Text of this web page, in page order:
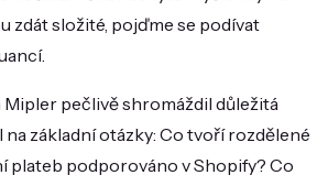
zdát složité, pojďme se podívat
pečlivě shromáždil důležitá
na základní otázky: Co tvoří rozdělené
plateb podporováno v Shopify? Co